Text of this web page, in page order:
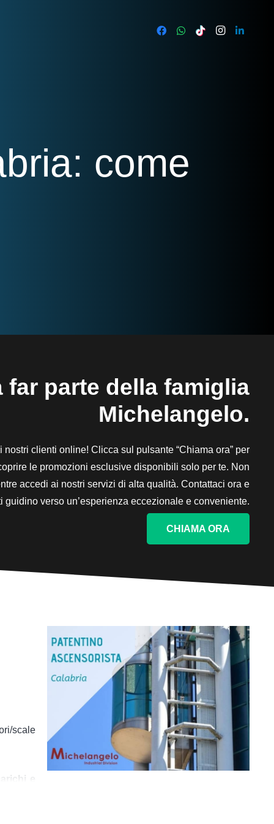
come
far parte della famiglia
Michelangelo.
clienti online! Clicca sul pulsante “Chiama ora” per
le promozioni esclusive disponibili solo per te. Non
accedi ai nostri servizi di alta qualità. Contattaci ora e
guidino verso un’esperienza eccezionale e conveniente.
CHIAMA ORA
scale
e